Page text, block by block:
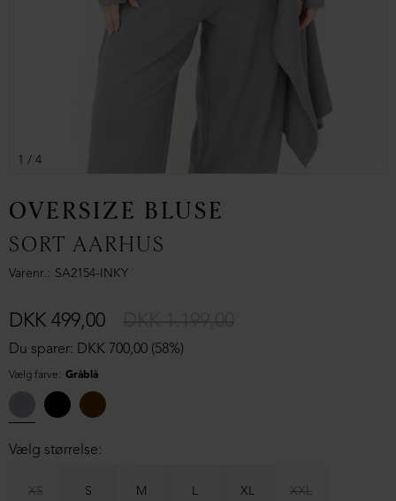
1 / 4
OVERSIZE BLUSE
SORT AARHUS
Varenr. SA2154-INKY
Du sparer: DKK 700,00 (58%)
DKK 499,00
Vælg farve: Gråblå
Vælg størrelse:
XS S M L XL XXL